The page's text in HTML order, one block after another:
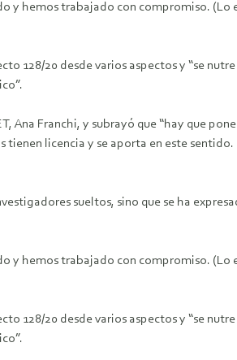
y hemos trabajado con compromiso.
128/20 desde varios aspectos y “se
Ana Franchi, y subrayó que “hay que
licencia y se aporta en este
sueltos, sino que se ha
y hemos trabajado con compromiso.
128/20 desde varios aspectos y “se